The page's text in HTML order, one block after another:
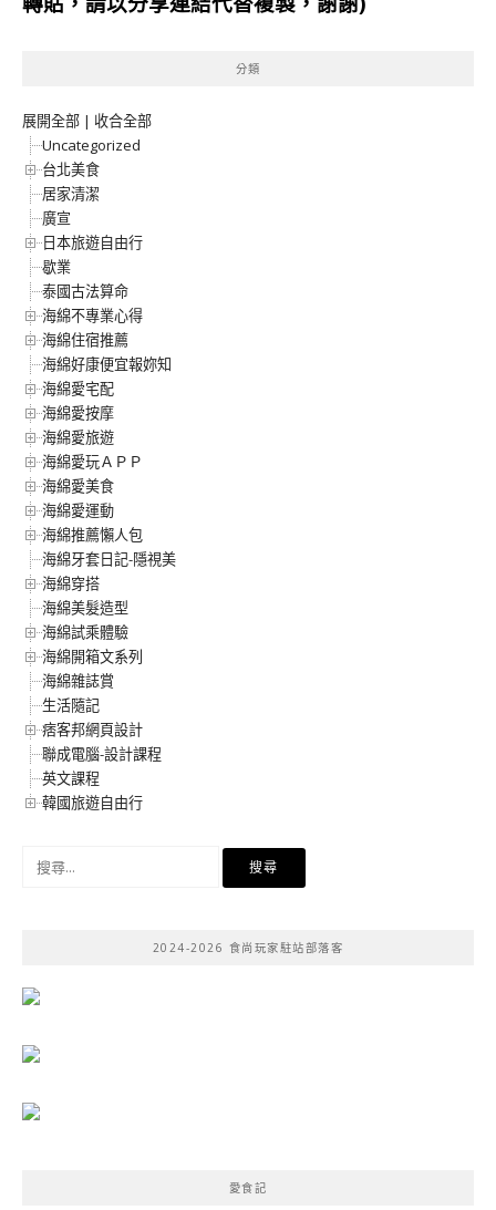
分類
展開全部 | 收合全部
Uncategorized
台北美食
居家清潔
廣宣
日本旅遊自由行
歇業
泰國古法算命
海綿不專業心得
海綿住宿推薦
海綿好康便宜報妳知
海綿愛宅配
海綿愛按摩
海綿愛旅遊
海綿愛玩ＡＰＰ
海綿愛美食
海綿愛運動
海綿推薦懶人包
海綿牙套日記-隱視美
海綿穿搭
海綿美髮造型
海綿試乘體驗
海綿開箱文系列
海綿雜誌賞
生活隨記
痞客邦網頁設計
聯成電腦-設計課程
英文課程
韓國旅遊自由行
2024-2026 食尚玩家駐站部落客
愛食記